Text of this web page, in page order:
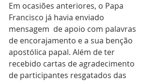
Em ocasiões anteriores, o Papa
Francisco já havia enviado
mensagem  de apoio com palavras
de encorajamento e a sua benção
apostólica papal. Além de ter
recebido cartas de agradecimento
de participantes resgatados das